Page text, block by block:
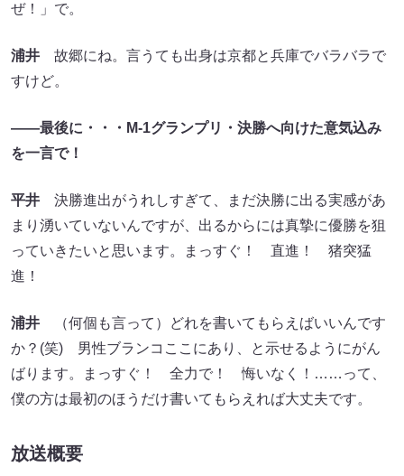
ぜ！」で。
浦井 故郷にね。言うても出身は京都と兵庫でバラバラで
すけど。
――最後に・・・M-1グランプリ・決勝へ向けた意気込み
を一言で！
平井 決勝進出がうれしすぎて、まだ決勝に出る実感があ
まり湧いていないんですが、出るからには真摯に優勝を狙
っていきたいと思います。まっすぐ！ 直進！ 猪突猛
進！
浦井 （何個も言って）どれを書いてもらえばいいんです
か？(笑) 男性ブランコここにあり、と示せるようにがん
ばります。まっすぐ！ 全力で！ 悔いなく！……って、
僕の方は最初のほうだけ書いてもらえれば大丈夫です。
放送概要